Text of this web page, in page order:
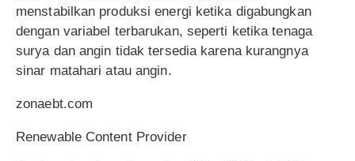
menstabilkan produksi energi ketika digabungkan
dengan variabel terbarukan, seperti ketika tenaga
surya dan angin tidak tersedia karena kurangnya
sinar matahari atau angin.
zonaebt.com
Renewable Content Provider